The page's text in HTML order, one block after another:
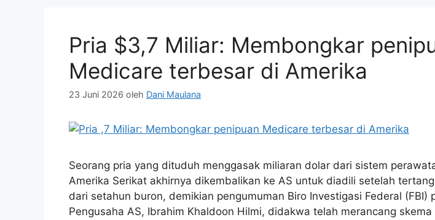
Pria $3,7 Miliar: Membongkar
Medicare terbesar di Amerika
23 Juni 2026 oleh Dani Maulana
Seorang pria yang dituduh menggasak miliaran dolar dari sistem
Amerika Serikat akhirnya dikembalikan ke AS untuk diadili setelah
dari setahun buron, demikian pengumuman Biro Investigasi Federal (FBI)
Pengusaha AS, Ibrahim Khaldoon Hilmi, didakwa telah merancang skema